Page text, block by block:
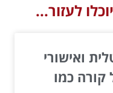
לעזור...
ואישורי
קורה כמו